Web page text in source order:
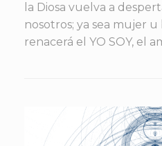
la Diosa vuelva a
nosotros; ya sea mujer
renacerá el YO SOY, el